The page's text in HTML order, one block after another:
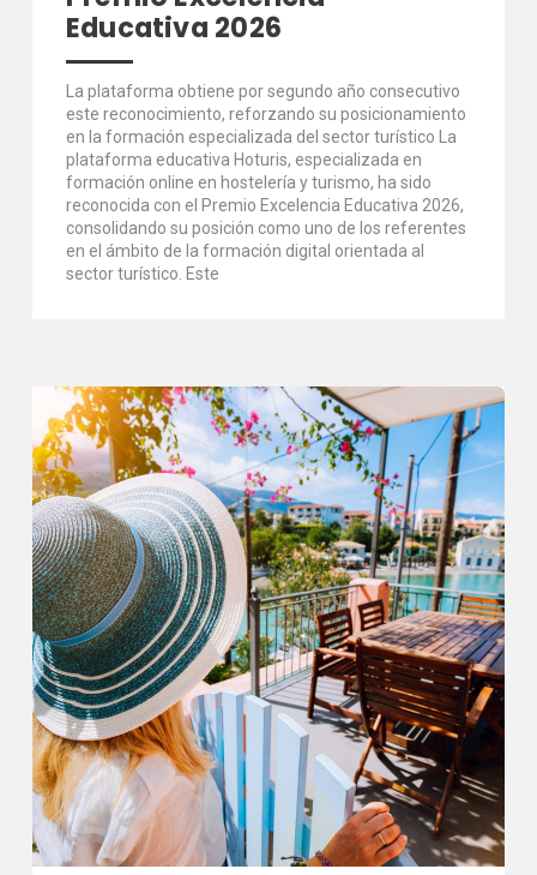
Educativa 2026
La plataforma obtiene por segundo año consecutivo
este reconocimiento, reforzando su posicionamiento
en la formación especializada del sector turístico La
plataforma educativa Hoturis, especializada en
formación online en hostelería y turismo, ha sido
reconocida con el Premio Excelencia Educativa 2026,
consolidando su posición como uno de los referentes
en el ámbito de la formación digital orientada al
sector turístico. Este